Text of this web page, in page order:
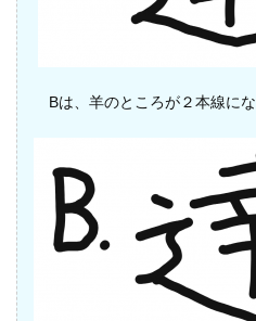
Bは、羊のところが２本線にな